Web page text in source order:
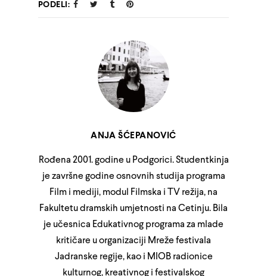
PODELI:
ANJA ŠĆEPANOVIĆ
Rođena 2001. godine u Podgorici. Studentkinja
je završne godine osnovnih studija programa
Film i mediji, modul Filmska i TV režija, na
Fakultetu dramskih umjetnosti na Cetinju. Bila
je učesnica Edukativnog programa za mlade
kritičare u organizaciji Mreže festivala
Jadranske regije, kao i MIOB radionice
kulturnog, kreativnog i festivalskog